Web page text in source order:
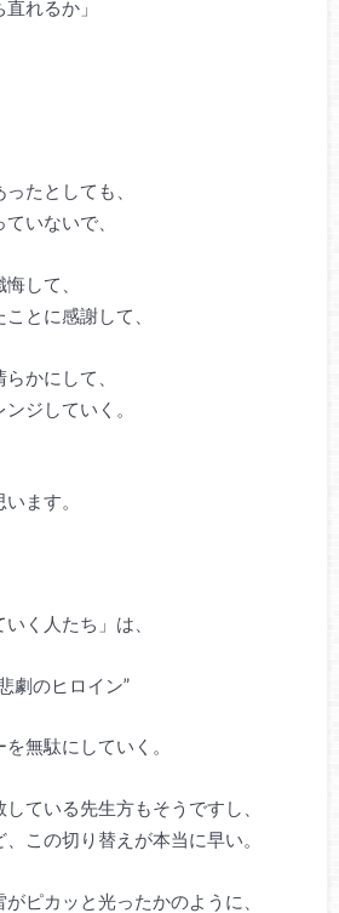
れるか」
たとしても、
いないで、
して、
とに感謝して、
かにして、
ジしていく。
ます。
く人たち」は、
劇のヒロイン”
無駄にしていく。
ている先生方もそうですし、
この切り替えが本当に早い。
ピカッと光ったかのように、